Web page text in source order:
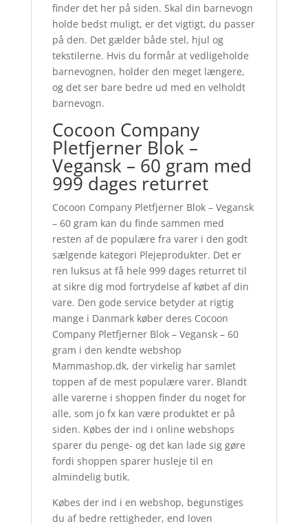
finder det her på siden. Skal din barnevogn
holde bedst muligt, er det vigtigt, du passer
på den. Det gælder både stel, hjul og
tekstilerne. Hvis du formår at vedligeholde
barnevognen, holder den meget længere,
og det ser bare bedre ud med en velholdt
barnevogn.
Cocoon Company
Pletfjerner Blok –
Vegansk – 60 gram med
999 dages returret
Cocoon Company Pletfjerner Blok – Vegansk
– 60 gram kan du finde sammen med
resten af de populære fra varer i den godt
sælgende kategori Plejeprodukter. Det er
ren luksus at få hele 999 dages returret til
at sikre dig mod fortrydelse af købet af din
vare. Den gode service betyder at rigtig
mange i Danmark køber deres Cocoon
Company Pletfjerner Blok – Vegansk – 60
gram i den kendte webshop
Mammashop.dk, der virkelig har samlet
toppen af de mest populære varer. Blandt
alle varerne i shoppen finder du noget for
alle, som jo fx kan være produktet er på
siden. Købes der ind i online webshops
sparer du penge- og det kan lade sig gøre
fordi shoppen sparer husleje til en
almindelig butik.
Købes der ind i en webshop, begunstiges
du af bedre rettigheder, end loven